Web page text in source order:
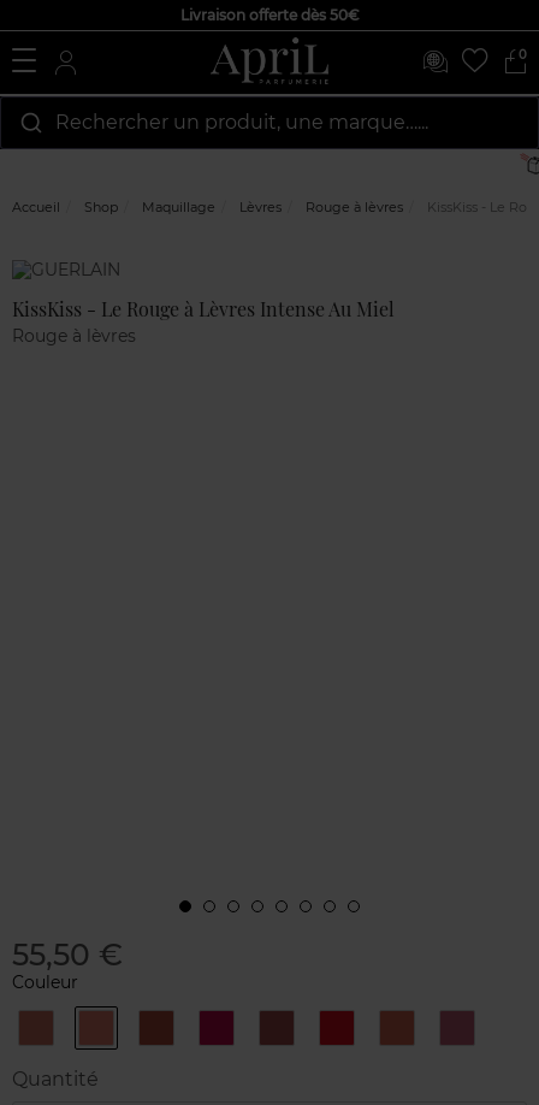
Livraison offerte dès 50€
0
Rechercher un produit, une marque…...
Accueil Shop Maquillage Lèvres Rouge à lèvres KissKiss - Le
Marque
clients
KissKiss - Le Rouge à Lèvres Intense Au Miel
Rouge à lèvres
55,50 €
Couleur
BLOOMING
LILY
DAISY PETAL VIBRANTPEONYPETAL ORANGETENDER
Quantité